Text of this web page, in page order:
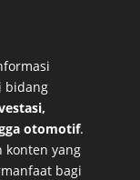
bidang
otomotif.
konten yang
bagi